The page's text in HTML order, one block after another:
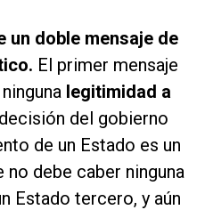
un doble mensaje de
El primer mensaje
ninguna legitimidad a
del gobierno
de un Estado es un
debe caber ninguna
Estado tercero, y aún